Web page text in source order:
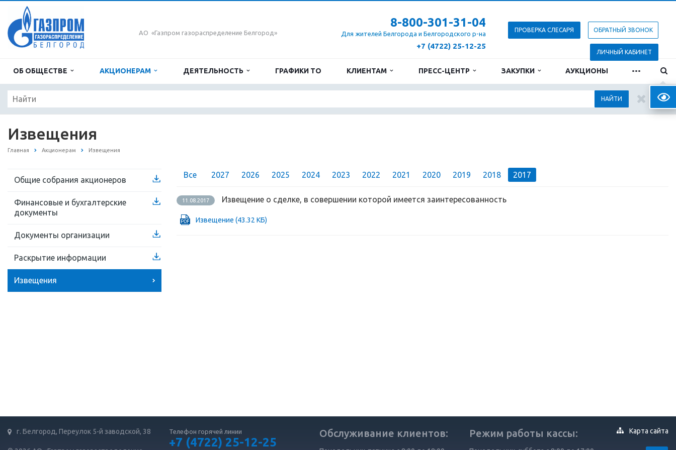
АО «Газпром газораспределение Белгород»
8-800-301-31-04
Для жителей Белгорода и Белгородского р-на
+7 (4722) 25-12-25
ПРОВЕРКА СЛЕСАРЯ ОБРАТНЫЙ ЗВОНОК
ЛИЧНЫЙ КАБИНЕТ
ОБ ОБЩЕСТВЕ АКЦИОНЕРАМ ДЕЯТЕЛЬНОСТЬ ГРАФИКИ ТО КЛИЕНТАМ ПРЕСС-ЦЕНТР ЗАКУПКИ АУКЦИОНЫ ...
НАЙТИ
Извещения
Главная Акционерам Извещения
Общие собрания акционеров
Финансовые и бухгалтерские
документы
Документы организации
Раскрытие информации
Извещения
Все 2027 2026 2025 2024 2023 2022 2021 2020 2019 2018 2017
11.08.2017 Извещение о сделке, в совершении которой имеется заинтересованность
Извещение (43.32 КБ)
г. Белгород, Переулок 5-й заводской, 38 Телефон горячей линии
+7 (4722) 25-12-25
Обслуживание клиентов: Режим работы кассы: Карта сайта